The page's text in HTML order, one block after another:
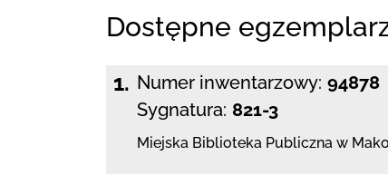
Dostępne
1. Numer inwentarzowy: 94878
Sygnatura: 821-3
Miejska Biblioteka Publiczna w